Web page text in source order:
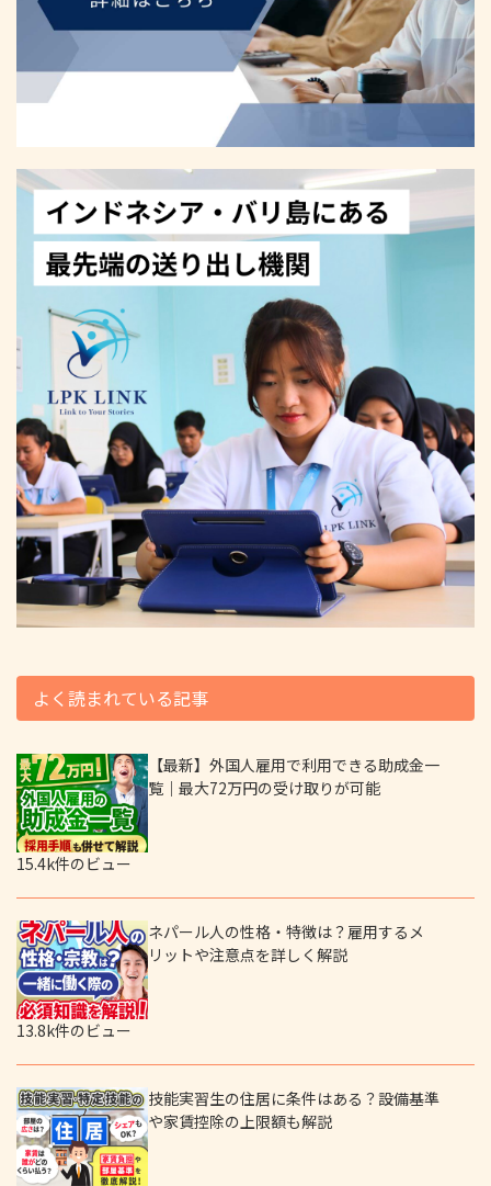
よく読まれている記事
【最新】外国人雇用で利用できる助成金一
覧｜最大72万円の受け取りが可能
15.4k件のビュー
ネパール人の性格・特徴は？雇用するメ
リットや注意点を詳しく解説
13.8k件のビュー
技能実習生の住居に条件はある？設備基準
や家賃控除の上限額も解説